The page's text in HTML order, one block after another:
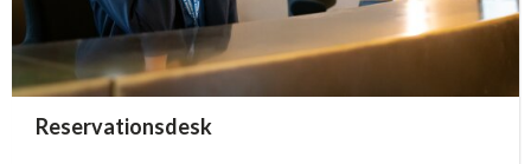
accessibility.sr-only.person_card_info
Reservationsdesk
accessibility.sr-only.museum
accessibility.sr-only.phone